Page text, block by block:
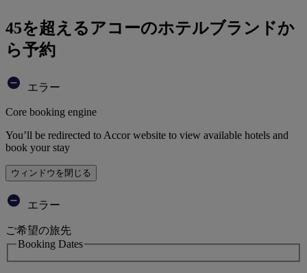
45を超えるアコーのホテルブランドか
ら予約
エラー
Core booking engine
You’ll be redirected to Accor website to view available hotels and
book your stay
ウィンドウを閉じる
エラー
ご希望の旅先
Booking Dates